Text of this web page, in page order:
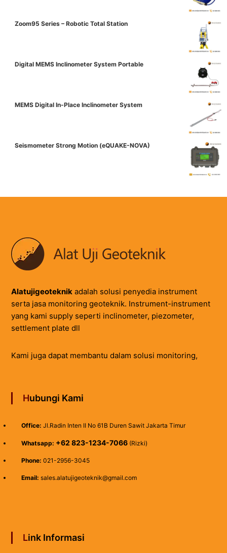
Zoom95 Series – Robotic Total Station
Digital MEMS Inclinometer System Portable
MEMS Digital In-Place Inclinometer System
Seismometer Strong Motion (eQUAKE-NOVA)
Alatujigeoteknikadalah solusi penyedia instrument
serta jasa monitoring geoteknik. Instrument-instrument
yang kami supply seperti inclinometer, piezometer,
settlement plate dll
Kami juga dapat membantu dalam solusi monitoring,
Hubungi Kami
Office: Jl.Radin Inten II No 61B Duren Sawit Jakarta Timur
Whatsapp: +62 823-1234-7066(Rizki)
Phone: 021-2956-3045
Email: sales.alatujigeoteknik@gmail.com
Link Informasi